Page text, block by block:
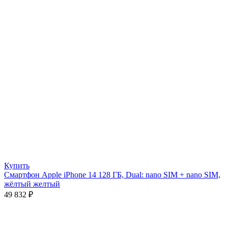
Купить
Смартфон Apple iPhone 14 128 ГБ, Dual: nano SIM + nano SIM,
жёлтый желтый
49 832 ₽